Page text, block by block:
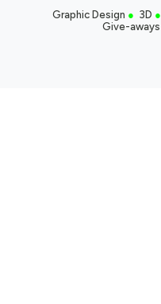
Graphic Design ● 3D ●
Give-aways